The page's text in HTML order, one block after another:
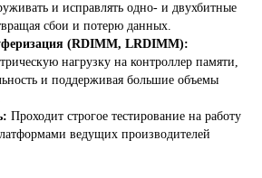
и исправлять одно- и двухбитные
сбои и потерю данных.
(RDIMM, LRDIMM):
нагрузку на контроллер памяти,
и поддерживая большие объемы
Проходит строгое тестирование на работу
ведущих производителей